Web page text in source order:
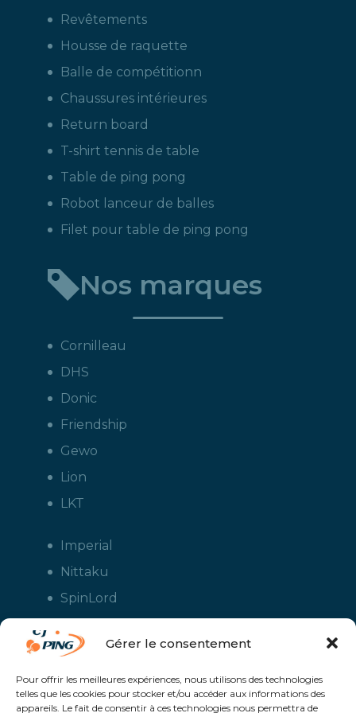
Gérer le consentement
Pour offrir les meilleures expériences, nous utilisons des technologies
telles que les cookies pour stocker et/ou accéder aux informations des
appareils. Le fait de consentir à ces technologies nous permettra de
Revêtements
Housse de raquette
Balle de compétitionn
Chaussures intérieures
Return board
T-shirt tennis de table
Table de ping pong
Robot lanceur de balles
Filet pour table de ping pong
Nos marques
Cornilleau
DHS
Donic
Friendship
Gewo
Lion
LKT
Imperial
Nittaku
SpinLord
Tuttle
Xiom
Yasaka